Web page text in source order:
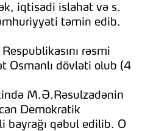
iqtisadi islahat və s.
təmin edib.
rəsmi
Osmanlı dövləti olub (4
M.Ə.Rəsulzadənin
Demokratik
bayrağı qəbul edilib. O